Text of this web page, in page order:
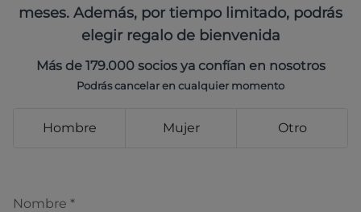
meses. Además, por tiempo limitado, podrás
elegir regalo de bienvenida
Más de 179.000 socios ya confían en nosotros
Podrás cancelar en cualquier momento
Hombre Mujer Otro
Nombre *